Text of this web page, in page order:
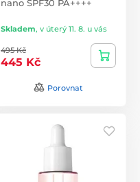
nano SPF30 PA++++
Skladem, v úterý 11. 8. u vás
495 Kč
445 Kč
Porovnat